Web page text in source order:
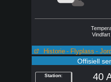
Vindfart
Historie - Flyplass -
Offisiell
Station: 40